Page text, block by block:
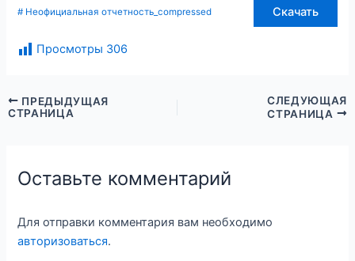
# Неофициальная отчетность_compressed Скачать
Просмотры 306
ПРЕДЫДУЩАЯ
СТРАНИЦА
СЛЕДУЮЩАЯ
СТРАНИЦА
Оставьте комментарий
Для отправки комментария вам необходимо
авторизоваться.